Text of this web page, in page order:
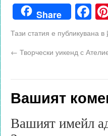
Share
Тази статия е публикувана в
← Творчески уикенд с
Вашият
Вашият имейл